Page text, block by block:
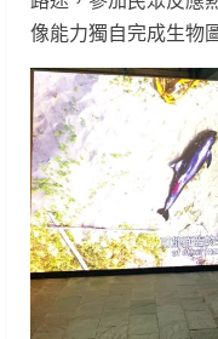
像能力獨自完成生物